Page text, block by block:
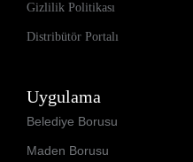
Gizlilik Politikası
Distribütör Portalı
Uygulama
Belediye Borusu
Maden Borusu